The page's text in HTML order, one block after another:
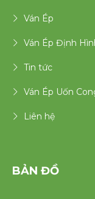
Ván Ép
Ván Ép Định
Tin tức
Ván Ép Uốn
Liên hệ
BẢN ĐỒ